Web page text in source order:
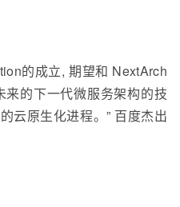
的成立, 期望和 NextArch
的下一代微服务架构的技
云原生化进程。” 百度杰出